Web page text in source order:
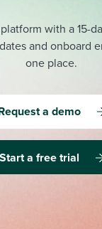
with a 15-
and onboard
one place.
a demo
Start a free trial